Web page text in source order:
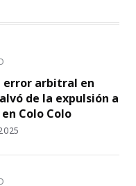
error arbitral en
de la expulsión a
Colo Colo